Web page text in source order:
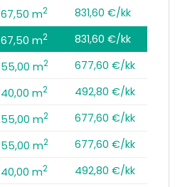
67,50 m2
831,60 €/kk
67,50 m2
831,60 €/kk
55,00 m2
677,60 €/kk
40,00 m2
492,80 €/kk
55,00 m2
677,60 €/kk
55,00 m2
677,60 €/kk
40,00 m2
492,80 €/kk